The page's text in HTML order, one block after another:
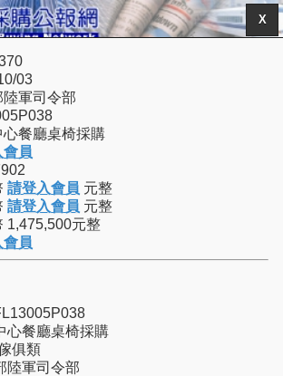
X
03
陸軍司令部
心餐廳桌椅採購
會員
請登入會員 元整
請登入會員 元整
1,475,500元整
會員
心餐廳桌椅採購
俱類
陸軍司令部